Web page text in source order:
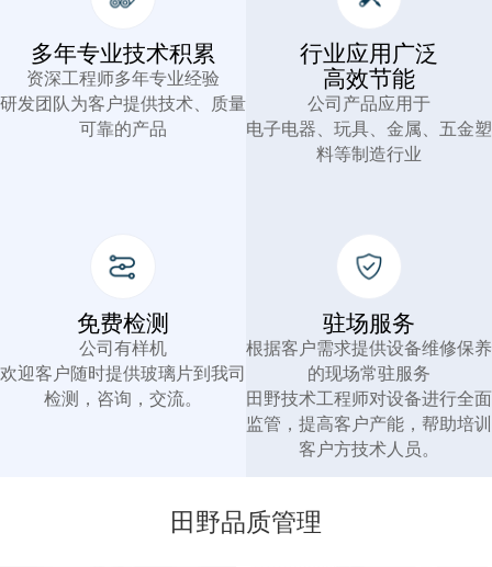
多年专业技术积累
资深工程师多年专业经验
研发团队为客户提供技术、质量
可靠的产品
行业应用广泛
高效节能
公司产品应用于
电子电器、玩具、金属、五金塑
料等制造行业
免费检测
公司有样机
欢迎客户随时提供玻璃片到我司
检测，咨询，交流。
驻场服务
根据客户需求提供设备维修保养
的现场常驻服务
田野技术工程师对设备进行全面
监管，提高客户产能，帮助培训
客户方技术人员。
田野品质管理